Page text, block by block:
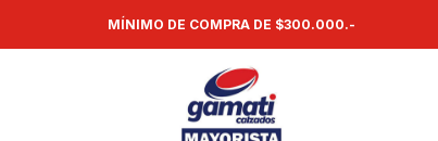
MÍNIMO DE COMPRA DE $300.000.-